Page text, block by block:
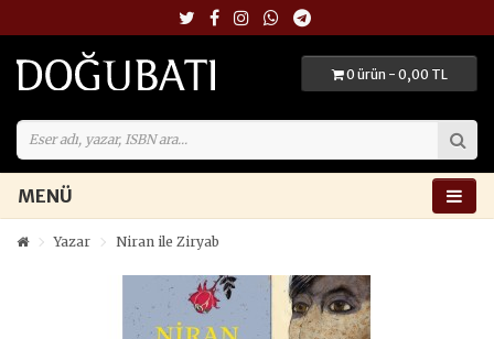
0 ürün - 0,00 TL
MENÜ
Yazar Niran ile Ziryab